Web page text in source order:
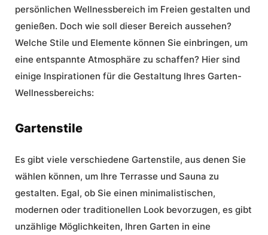
persönlichen Wellnessbereich im Freien gestalten und
genießen. Doch wie soll dieser Bereich aussehen?
Welche Stile und Elemente können Sie einbringen, um
eine entspannte Atmosphäre zu schaffen? Hier sind
einige Inspirationen für die Gestaltung Ihres Garten-
Wellnessbereichs:
Gartenstile
Es gibt viele verschiedene Gartenstile, aus denen Sie
wählen können, um Ihre Terrasse und Sauna zu
gestalten. Egal, ob Sie einen minimalistischen,
modernen oder traditionellen Look bevorzugen, es gibt
unzählige Möglichkeiten, Ihren Garten in eine